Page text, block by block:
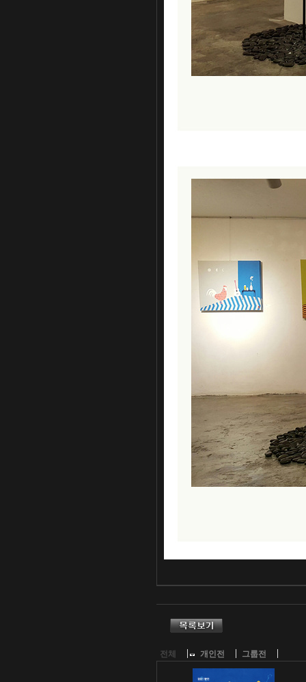
전체 개인전 그룹전